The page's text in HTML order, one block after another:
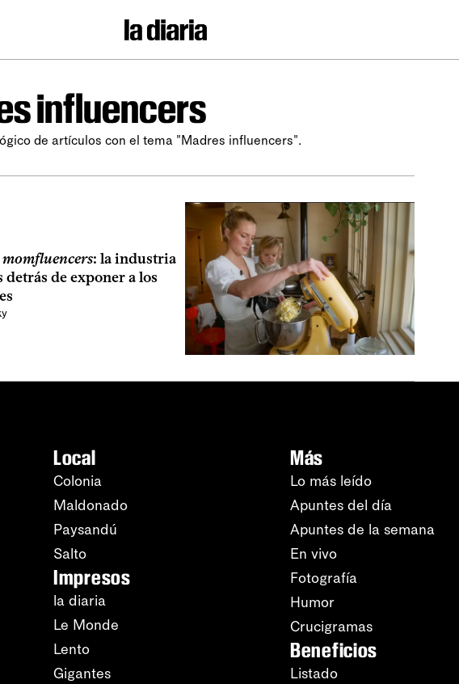
influencers
de artículos con el tema "Madres influencers".
momfluencers: la industria
detrás de exponer a los
Local
Colonia
Maldonado
Paysandú
Salto
Impresos
la diaria
Le Monde
Lento
Gigantes
Más
Lo más leído
Apuntes del día
Apuntes de la semana
En vivo
Fotografía
Humor
Crucigramas
Beneficios
Listado